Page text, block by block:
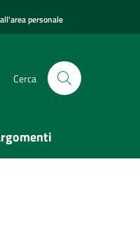
personale
Cerca